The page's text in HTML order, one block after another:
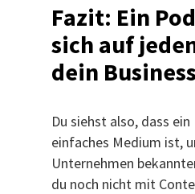
Fazit: Ein
sich auf
dein Business
Du siehst also, dass
einfaches Medium ist,
Unternehmen
du noch nicht mit